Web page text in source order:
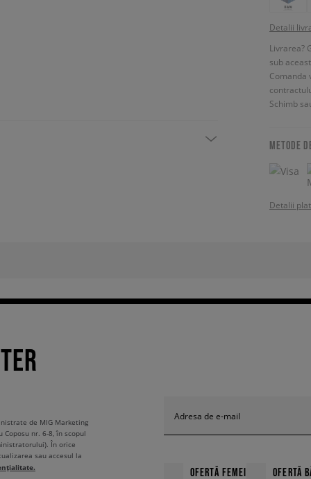
Detalii
Livrarea?
sub
Comanda
Schimb
METODE
Detalii
Adresa de e-mail
OFERTĂ FEMEI OFERTĂ
de MIG Marketing
Coposu nr. 6-8, în scopul
În orice
sau accesul la